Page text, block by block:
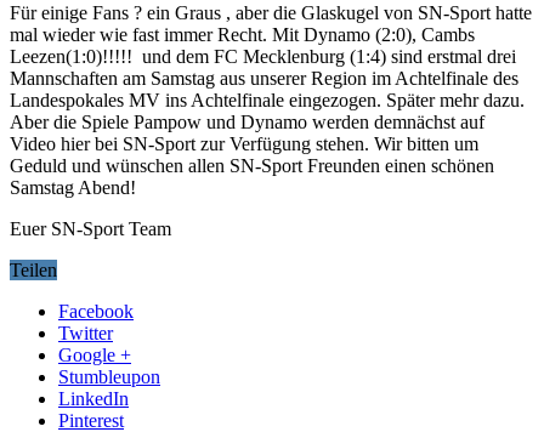
Für einige Fans ? ein Graus , aber die Glaskugel von SN-Sport hatte
mal wieder wie fast immer Recht. Mit Dynamo (2:0), Cambs
Leezen(1:0)!!!!! und dem FC Mecklenburg (1:4) sind erstmal drei
Mannschaften am Samstag aus unserer Region im Achtelfinale des
Landespokales MV ins Achtelfinale eingezogen. Später mehr dazu.
Aber die Spiele Pampow und Dynamo werden demnächst auf
Video hier bei SN-Sport zur Verfügung stehen. Wir bitten um
Geduld und wünschen allen SN-Sport Freunden einen schönen
Samstag Abend!
Euer SN-Sport Team
Teilen
Facebook
Twitter
Google +
Stumbleupon
LinkedIn
Pinterest